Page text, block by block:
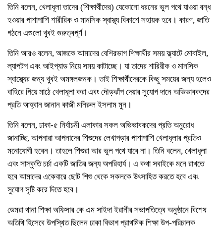
তিনি বলেন, খেলাধূলা তাদের (শিক্ষার্থীদের) যেকোনো ধরনের ভুল পথে যাওয়া বন্ধ
হওয়ার পাশাপাশি শারীরিক ও মানসিক স্বাস্থ্য বিকাশে সহায়ক হবে। কারণ, জাতি
গঠনে এগুলো খুবই গুরুত্বপূর্ণ।
তিনি আরও বলেন, আজকে আমাদের বেশিরভাগ শিক্ষার্থীর সময় ফ্ল্যাটে মোবাইল,
ল্যাপটপ এবং আইপ্যাড নিয়ে সময় কাটাচ্ছে। যা তাদের শারিরীক ও মানসিক
স্বাস্থ্যের জন্য খুবই অমঙ্গলজনক। তাই শিক্ষার্থীদেরকে কিছু সময়ের জন্য হলেও
বাহিরে গিয়ে মাঠে খেলাধূলা করা এবং দৌড়ঝাঁপ দেয়ার সুযোগ দানে অভিভাবকদের
প্রতি আহ্বান জানান কাজী মনিরুল ইসলাম মুন।
তিনি বলেন, ঢাকা-৫ নির্বাচনী এলাকার সকল অভিভাবকদের প্রতি অনুরোধ
জানাচ্ছি, আপনারা আপনাদের শিশুদের লেখাপড়ার পাশাপাশি খেলাধূলার প্রতিও
মনোযোগী হবেন। তাহলে শিশুরা আর ভুল পথে যাবে না। তিনি বলেন, খেলাধূলা
এবং সাস্কৃতি চর্চা একটি জাতির জন্য অপরিহার্য। এ কথা সবাইকে মনে রাখতে
হবে আমাদের একেবারে ছোট শিশু থেকে সকলকে উৎসাহিত করতে হবে এবং
সুযোগ সৃষ্টি করে দিতে হবে।
ডেমরা থানা শিক্ষা অফিসার কে এম সাইদা ইরানীর সভাপতিত্বে অনুষ্ঠানে বিশেষ
অতিথি হিসেবে উপস্থিত ছিলেন ঢাকা বিভাগ প্রাথমিক শিক্ষা উপ-পরিচালক